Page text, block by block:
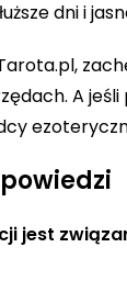
dni i
A
jest